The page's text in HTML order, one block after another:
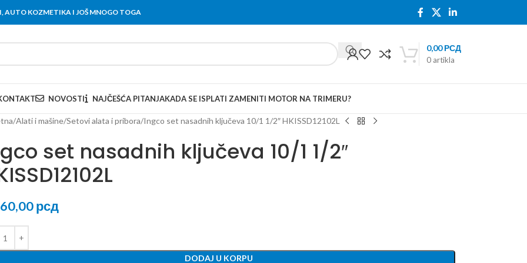
AUTO KOZMETIKA I JOŠ MNOGO TOGA
0 artikla
0,00РСД
NOVOSTI NAJČEŠĆA PITANJAKADA SE ISPLATI ZAMENITI MOTOR NA TRIMERU?
Alati i mašine Setovi alata i pribora Ingco set nasadnih ključeva 10/1 1/2″ HKISSD12102L
set nasadnih ključeva 10/1 1/2″
рсд
DODAJ U KORPU